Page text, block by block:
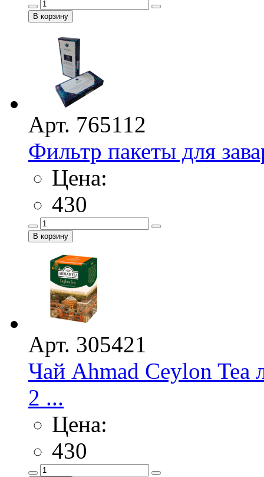
Арт. 765112
Фильтр пакеты для
Цена:
430
Арт. 305421
Чай Ahmad Ceylon Tea
2 ...
Цена:
430